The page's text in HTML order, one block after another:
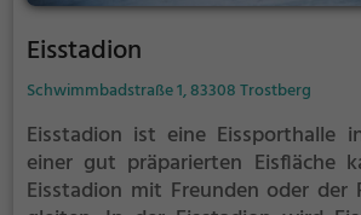
Eisstadion
Schwimmbadstraße 1, 83308 Trostberg
Eisstadion ist eine Eissporthalle
einer gut präparierten Eisfläche
Eisstadion mit Freunden oder der